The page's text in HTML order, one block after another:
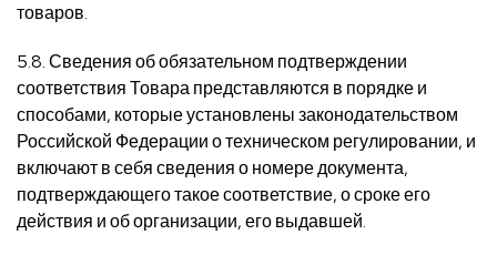
товаров.
5.8. Сведения об обязательном подтверждении
соответствия Товара представляются в порядке и
способами, которые установлены законодательством
Российской Федерации о техническом регулировании, и
включают в себя сведения о номере документа,
подтверждающего такое соответствие, о сроке его
действия и об организации, его выдавшей.